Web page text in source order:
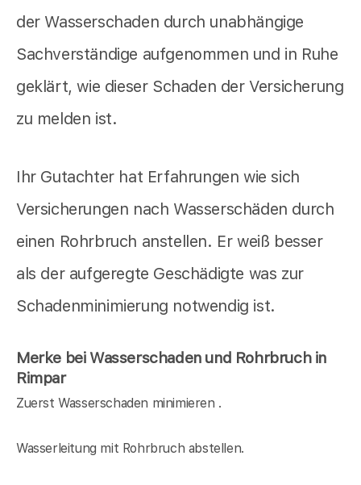
der Wasserschaden durch unabhängige
Sachverständige aufgenommen und in Ruhe
geklärt, wie dieser Schaden der Versicherung
zu melden ist.
Ihr Gutachter hat Erfahrungen wie sich
Versicherungen nach Wasserschäden durch
einen Rohrbruch anstellen. Er weiß besser
als der aufgeregte Geschädigte was zur
Schadenminimierung notwendig ist.
Merke bei Wasserschaden und Rohrbruch in
Rimpar
Zuerst Wasserschaden minimieren .
Wasserleitung mit Rohrbruch abstellen.